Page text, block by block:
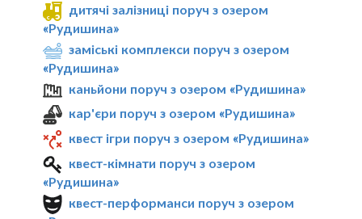
дитячі залізниці поруч з озером
«Рудишина»
заміські комплекси поруч з озером
«Рудишина»
каньйони поруч з озером «Рудишина»
кар'єри поруч з озером «Рудишина»
квест ігри поруч з озером «Рудишина»
квест-кімнати поруч з озером
«Рудишина»
квест-перформанси поруч з озером